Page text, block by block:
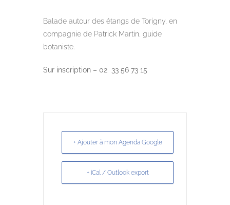
Balade autour des étangs de Torigny, en
compagnie de Patrick Martin, guide
botaniste.
Sur inscription – 02 33 56 73 15
+ Ajouter à mon Agenda Google
+ iCal / Outlook export